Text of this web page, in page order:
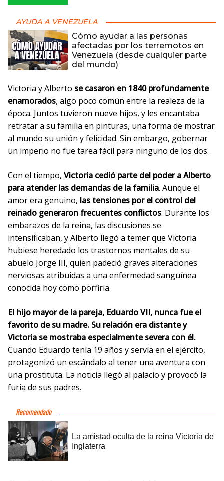
AYUDA A VENEZUELA
Cómo ayudar a las personas
afectadas por los terremotos en
Venezuela (desde cualquier parte
del mundo)
Victoria y Alberto se casaron en 1840 profundamente
enamorados, algo poco común entre la realeza de la
época. Juntos tuvieron nueve hijos, y les encantaba
retratar a su familia en pinturas, una forma de mostrar
al mundo su unión y felicidad. Sin embargo, gobernar
un imperio no fue tarea fácil para ninguno de los dos.
Con el tiempo, Victoria cedió parte del poder a Alberto
para atender las demandas de la familia. Aunque el
amor era genuino, las tensiones por el control del
reinado generaron frecuentes conflictos. Durante los
embarazos de la reina, las discusiones se
intensificaban, y Alberto llegó a temer que Victoria
hubiese heredado los trastornos mentales de su
abuelo Jorge III, quien padeció graves alteraciones
nerviosas atribuidas a una enfermedad sanguínea
conocida hoy como porfiria.
El hijo mayor de la pareja, Eduardo VII, nunca fue el
favorito de su madre. Su relación era distante y
Victoria se mostraba especialmente severa con él.
Cuando Eduardo tenía 19 años y servía en el ejército,
protagonizó un escándalo al tener una aventura con
una prostituta. La noticia llegó al palacio y provocó la
furia de sus padres.